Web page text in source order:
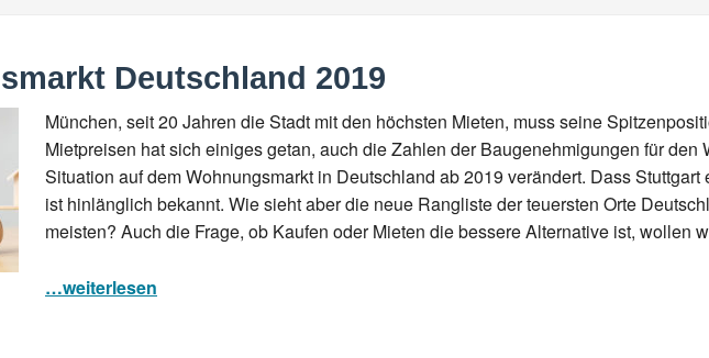
Deutschland 2019
München, seit 20 Jahren die Stadt mit den höchsten Mieten, muss seine
Mietpreisen hat sich einiges getan, auch die Zahlen der Baugenehmigungen für
Situation auf dem Wohnungsmarkt in Deutschland ab 2019 verändert. Dass
ist hinlänglich bekannt. Wie sieht aber die neue Rangliste der teuersten Orte
meisten? Auch die Frage, ob Kaufen oder Mieten die bessere Alternative ist, wollen
…weiterlesen